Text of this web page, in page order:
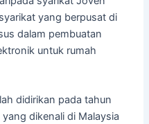
yang berpusat di
dalam pembuatan
untuk rumah
didirikan pada tahun
dikenali di Malaysia